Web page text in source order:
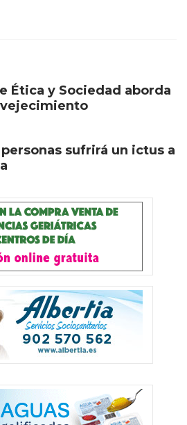
Ética y Sociedad aborda
sufrirá un ictus a